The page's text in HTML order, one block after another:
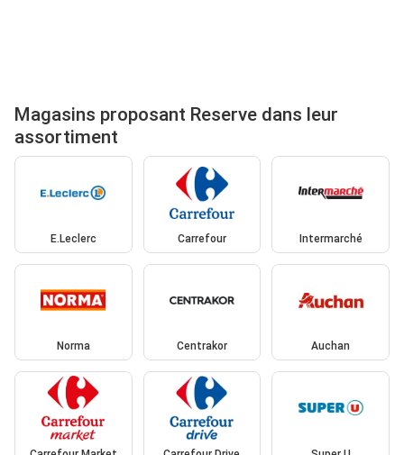
Magasins proposant Reserve dans leur
assortiment
E.Leclerc Carrefour Intermarché
Norma Centrakor Auchan